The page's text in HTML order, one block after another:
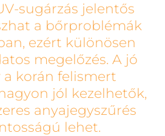
sugárzás jelentős
a bőrproblémák
ezért különösen
megelőzés. A jó
a korán felismert
jól kezelhetők,
anyajegyszűrés
lehet.